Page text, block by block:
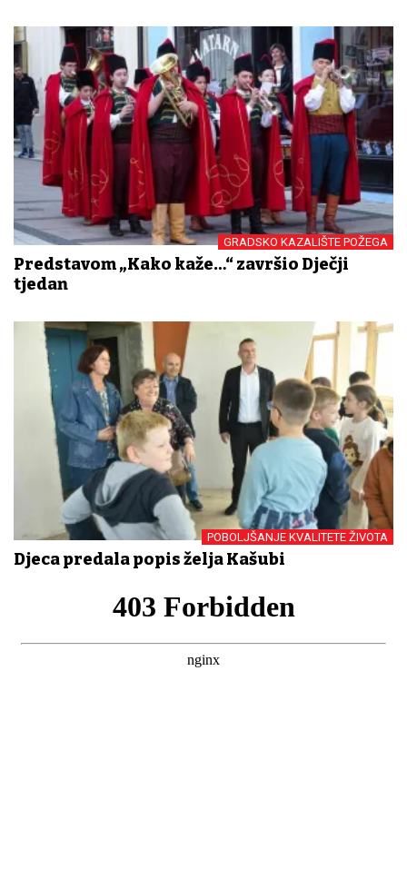
GRADSKO KAZALIŠTE POŽEGA
Predstavom „Kako kaže…“ završio Dječji
tjedan
POBOLJŠANJE KVALITETE ŽIVOTA
Djeca predala popis želja Kašubi